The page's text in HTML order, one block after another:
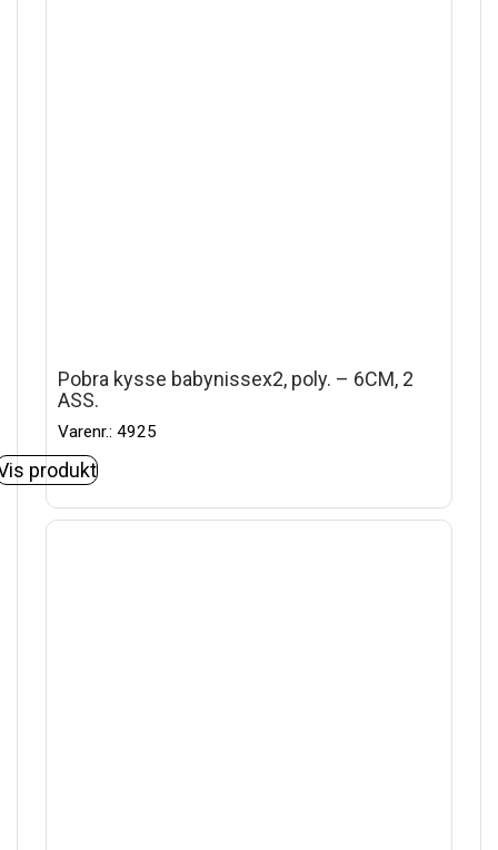
Pobra kysse babynissex2, poly. – 6CM, 2
ASS.
Varenr.: 4925
produkt